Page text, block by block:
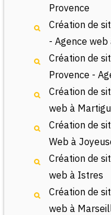
Provence
Création de
- Agence web
Création de
Provence -
Création de
web à
Création de
Web à
Création de
web à Istres
Création de
web à